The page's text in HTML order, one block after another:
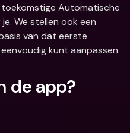
Automatische
We stellen ook een
van dat eerste
kunt aanpassen.
de app?